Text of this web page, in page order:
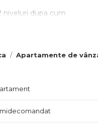
Apartamente de
niveluri dupa cum
bucatarie cu loc de luat
cu bucataria si locul
iar suprafata totala cu
superioare, incalzire in
preda complet mobilat si